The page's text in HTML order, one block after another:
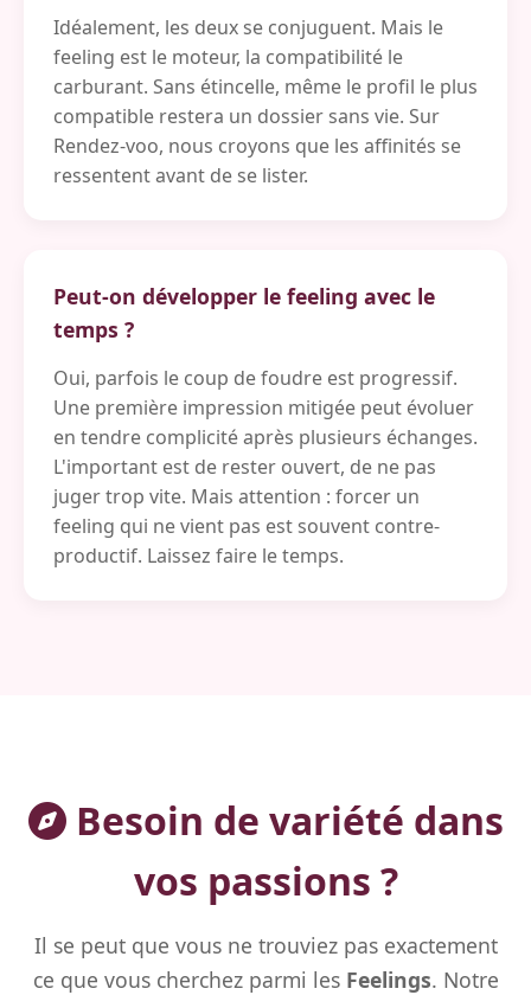
Idéalement, les deux se conjuguent. Mais le
feeling est le moteur, la compatibilité le
carburant. Sans étincelle, même le profil le plus
compatible restera un dossier sans vie. Sur
Rendez-voo, nous croyons que les affinités se
ressentent avant de se lister.
Peut-on développer le feeling avec le
temps ?
Oui, parfois le coup de foudre est progressif.
Une première impression mitigée peut évoluer
en tendre complicité après plusieurs échanges.
L'important est de rester ouvert, de ne pas
juger trop vite. Mais attention : forcer un
feeling qui ne vient pas est souvent contre-
productif. Laissez faire le temps.
Besoin de variété dans
vos passions ?
Il se peut que vous ne trouviez pas exactement
ce que vous cherchez parmi les Feelings. Notre